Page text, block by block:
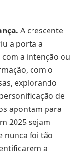
A crescente
a porta a
a intenção ou
com o
explorando
de
apontam para
2025 sejam
nunca foi tão
a